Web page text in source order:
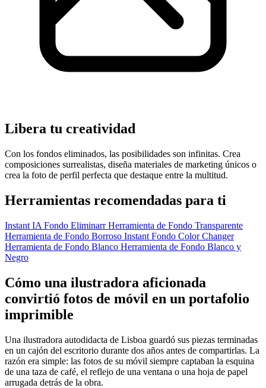
Libera tu creatividad
Con los fondos eliminados, las posibilidades son infinitas. Crea
composiciones surrealistas, diseña materiales de marketing únicos o
crea la foto de perfil perfecta que destaque entre la multitud.
Herramientas recomendadas para ti
Instant IA Fondo EliminarrHerramienta de Fondo Transparente
Herramienta de Fondo Borroso Instant Fondo Color Changer
Herramienta de Fondo Blanco Herramienta de Fondo Blanco y
Negro
Cómo una ilustradora aficionada
convirtió fotos de móvil en un portafolio
imprimible
Una ilustradora autodidacta de Lisboa guardó sus piezas terminadas
en un cajón del escritorio durante dos años antes de compartirlas. La
razón era simple: las fotos de su móvil siempre captaban la esquina
de una taza de café, el reflejo de una ventana o una hoja de papel
arrugada detrás de la obra.